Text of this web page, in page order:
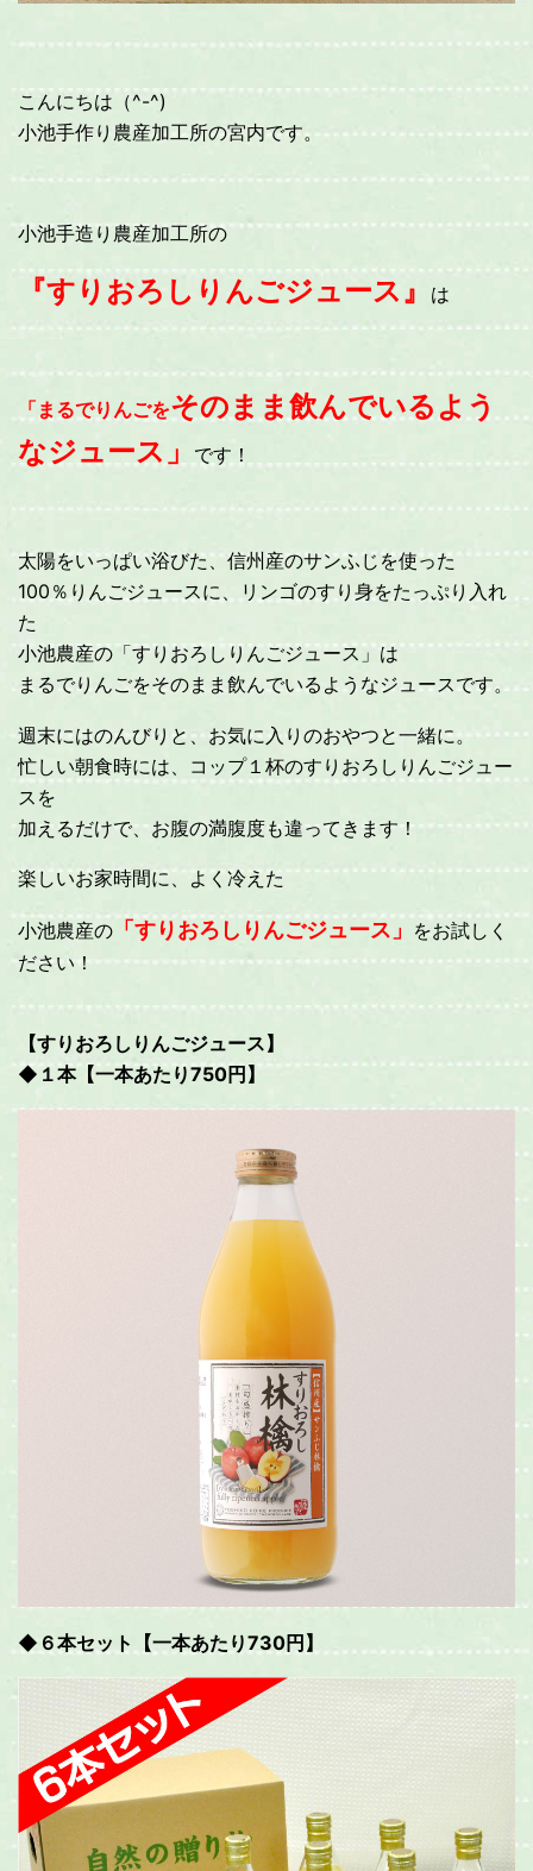
こんにちは（^-^)
小池手作り農産加工所の宮内です。
小池手造り農産加工所の
『すりおろしりんごジュース』 は
「まるでりんごをそのまま飲んでいるよう
なジュース」
です！
太陽をいっぱい浴びた、信州産のサンふじを使った
100％りんごジュースに、リンゴのすり身をたっぷり入れ
た
小池農産の「すりおろしりんごジュース」は
まるでりんごをそのまま飲んでいるようなジュースです。
週末にはのんびりと、お気に入りのおやつと一緒に。
忙しい朝食時には、コップ１杯のすりおろしりんごジュー
スを
加えるだけで、お腹の満腹度も違ってきます！
楽しいお家時間に、よく冷えた
小池農産の 「すりおろしりんごジュース」 をお試しく
ださい！
【すりおろしりんごジュース】
◆１本【一本あたり750円】
◆６本セット【一本あたり730円】